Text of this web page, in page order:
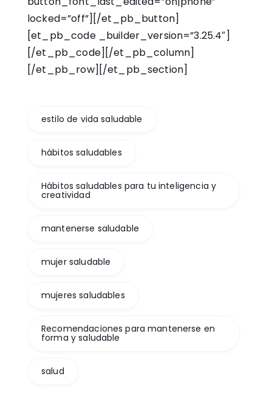
locked=”off”][/et_pb_button]
[et_pb_code _builder_version=”3.25.4″]
[/et_pb_code][/et_pb_column]
[/et_pb_row][/et_pb_section]
estilo de vida saludable
hábitos saludables
Hábitos saludables para tu inteligencia y
creatividad
mantenerse saludable
mujer saludable
mujeres saludables
Recomendaciones para mantenerse en
forma y saludable
salud